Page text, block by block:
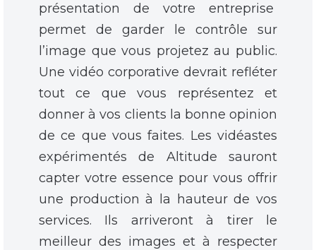
présentation de votre entreprise
permet de garder le contrôle sur
l’image que vous projetez au public.
Une vidéo corporative devrait refléter
tout ce que vous représentez et
donner à vos clients la bonne opinion
de ce que vous faites. Les vidéastes
expérimentés de Altitude sauront
capter votre essence pour vous offrir
une production à la hauteur de vos
services. Ils arriveront à tirer le
meilleur des images et à respecter